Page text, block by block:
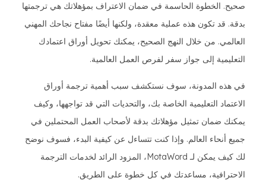
صحيح. الخطوة الحاسمة في ضمان الاعتراف بمؤهلاتك هي ترجمتها
بدقة. قد تكون هذه عملية معقدة، ولكنها أيضًا مفتاح نجاحك المهني
العالمي. من خلال النهج الصحيح، يمكنك تحويل أوراق اعتمادك
التعليمية إلى جواز سفر لفرص العمل العالمية.
في هذه المدونة، سوف نستكشف سبب أهمية ترجمة أوراق
الاعتماد التعليمية الخاصة بك، والتحديات التي قد تواجهها، وكيف
يمكنك ضمان تمثيل مؤهلاتك بدقة لأصحاب العمل المحتملين في
جميع أنحاء العالم. وإذا كنت تتساءل عن كيفية البدء، فسوف نوضح
لك كيف يمكن لـ MotaWord، المزود الرائد لخدمات الترجمة
الاحترافية، مساعدتك في كل خطوة على الطريق.